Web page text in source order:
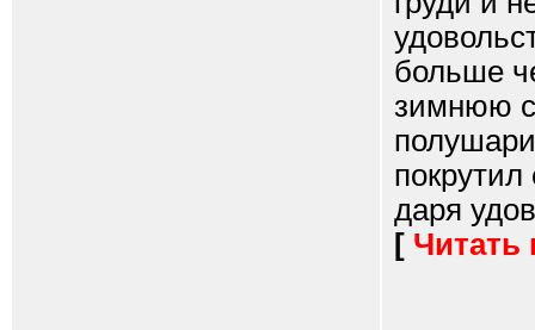
больше
зимнюю
даря
[ Читать